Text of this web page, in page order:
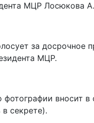
МЦР Лосюкова
за досрочное
МЦР.
вносит
секрете).